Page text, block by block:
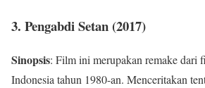
3. Pengabdi Setan (2017)
Sinopsis: Film ini merupakan remake dari
Indonesia tahun 1980-an. Menceritakan